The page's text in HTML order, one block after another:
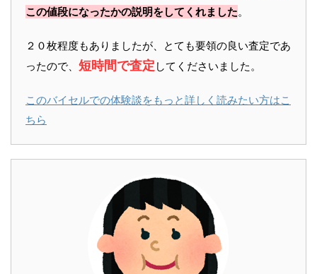
この値段になったかの説明をしてくれました。
２０枚程度もありましたが、とても要領の良い査定であ
ったので、 短時間で査定 してくださいました。
このバイセルでの体験談をもっと詳しく読みたい方はこ
ちら